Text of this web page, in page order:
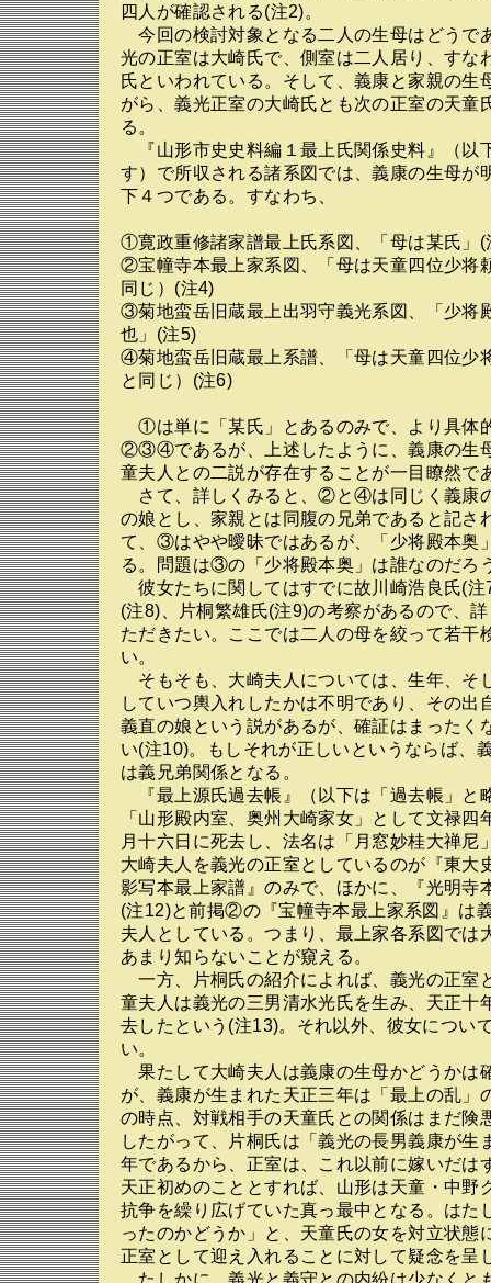
四人が確認される(注2)。
今回の検討対象となる二人の生母はどうで
光の正室は大崎氏で、側室は二人居り、すな
氏といわれている。そして、義康と家親の生
がら、義光正室の大崎氏とも次の正室の天童
る。
『山形市史史料編１最上氏関係史料』（以
す）で所収される諸系図では、義康の生母が
下４つである。すなわち、
①寛政重修諸家譜最上氏系図、「母は某氏」(
②宝幢寺本最上家系図、「母は天童四位少将
同じ）(注4)
③菊地蛮岳旧蔵最上出羽守義光系図、「少将
也」(注5)
④菊地蛮岳旧蔵最上系譜、「母は天童四位少
と同じ）(注6)
①は単に「某氏」とあるのみで、より具体
②③④であるが、上述したように、義康の生
童夫人との二説が存在することが一目瞭然で
さて、詳しくみると、②と④は同じく義康
の娘とし、家親とは同腹の兄弟であると記さ
て、③はやや曖昧ではあるが、「少将殿本奥
る。問題は③の「少将殿本奥」は誰なのだろ
彼女たちに関してはすでに故川崎浩良氏(注
(注8)、片桐繁雄氏(注9)の考察があるので、
ただきたい。ここでは二人の母を絞って若干
い。
そもそも、大崎夫人については、生年、そ
していつ輿入れしたかは不明であり、その出
義直の娘という説があるが、確証はまったく
い(注10)。もしそれが正しいというならば、
は義兄弟関係となる。
『最上源氏過去帳』（以下は「過去帳」と
「山形殿内室、奥州大崎家女」として文禄四
月十六日に死去し、法名は「月窓妙桂大禅尼
大崎夫人を義光の正室としているのが『東大
影写本最上家譜』のみで、ほかに、『光明寺
(注12)と前掲②の『宝幢寺本最上家系図』は
夫人としている。つまり、最上家各系図では
あまり知らないことが窺える。
一方、片桐氏の紹介によれば、義光の正室
童夫人は義光の三男清水光氏を生み、天正十
去したという(注13)。それ以外、彼女につい
い。
果たして大崎夫人は義康の生母かどうかは
が、義康が生まれた天正三年は「最上の乱」
の時点、対戦相手の天童氏との関係はまだ険
したがって、片桐氏は「義光の長男義康が生
年であるから、正室は、これ以前に嫁いだは
天正初めのこととすれば、山形は天童・中野
抗争を繰り広げていた真っ最中となる。はた
ったのかどうか」と、天童氏の女を対立状態
正室として迎え入れることに対して疑念を呈
たしかに、義光と義守との内紛は少なくと